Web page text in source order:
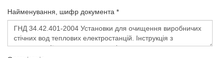
Найменування, шифр документа *